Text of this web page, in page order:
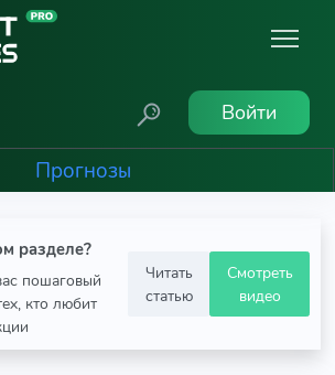
Войти
Прогнозы
разделе?
пошаговый
кто любит
Читать
статью
Смотреть
видео